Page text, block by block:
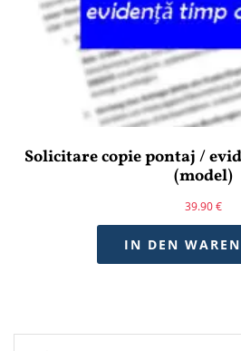
Solicitare copie pontaj /
(model)
39.90€
IN DEN